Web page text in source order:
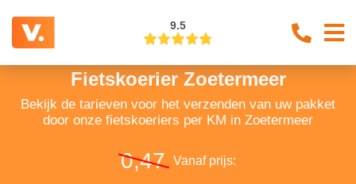
9.5
Fietskoerier Zoetermeer
Bekijk de tarieven voor het verzenden van uw pakket
door onze fietskoeriers per KM in Zoetermeer
0,47 Vanaf prijs: